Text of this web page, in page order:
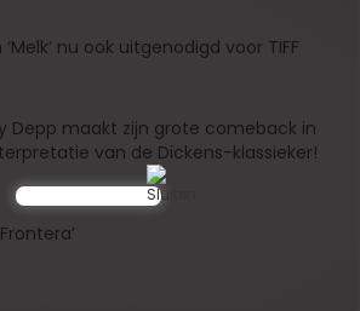
nu ook uitgenodigd voor TIFF
Depp maakt zijn grote comeback in
van de Dickens-klassieker!